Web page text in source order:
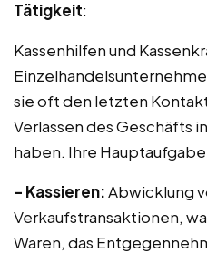
Tätigkeit:
Kassenhilfen und
sie oft den letzten
Verlassen des Geschäfts
haben. Ihre
– Kassieren:Abwicklung
Verkaufstransaktionen,
Waren, das